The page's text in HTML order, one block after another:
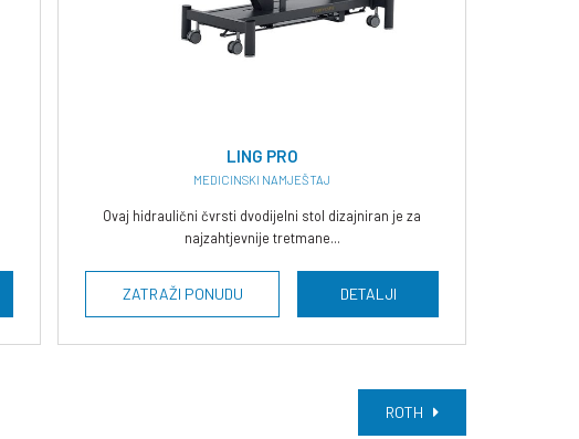
LING PRO
MEDICINSKI NAMJEŠTAJ
Ovaj hidraulični čvrsti dvodijelni stol dizajniran je za
najzahtjevnije tretmane...
ZATRAŽI PONUDU DETALJI
ROTH